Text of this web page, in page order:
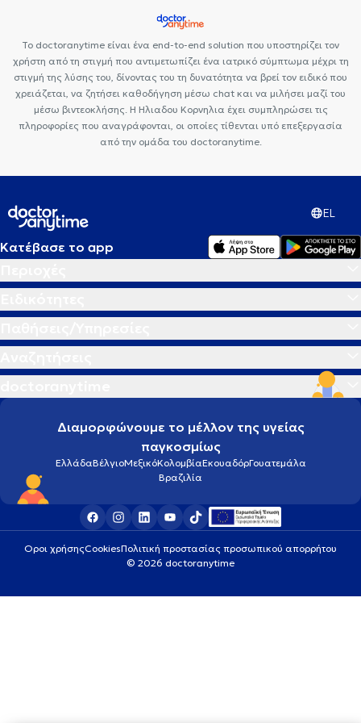
Το doctoranytime είναι ένα end-to-end solution που υποστηρίζει τον
χρήστη από τη στιγμή που αντιμετωπίζει ένα ιατρικό σύμπτωμα μέχρι τη
στιγμή της λύσης του, δίνοντας του τη δυνατότητα να βρεί τον ειδικό που
χρειάζεται, να ζητήσει καθοδήγηση μέσω chat και να μιλήσει μαζί του
μέσω βιντεοκλήσης. Η Ηλιαδου Κορνηλια έχει συμπληρώσει τις
πληροφορίες που αναγράφονται, οι οποίες τίθενται υπό επεξεργασία
από την ομάδα του doctoranytime.
EL
Κατέβασε το app
Διαμορφώνουμε το μέλλον της υγείας
παγκοσμίως
ΕλλάδαΒέλγιοΜεξικόΚολομβίαΕκουαδόρΓουατεμάλα
Βραζιλία
Οροι χρήσηςCookiesΠολιτική προστασίας προσωπικού απορρήτου
© 2026 doctoranytime